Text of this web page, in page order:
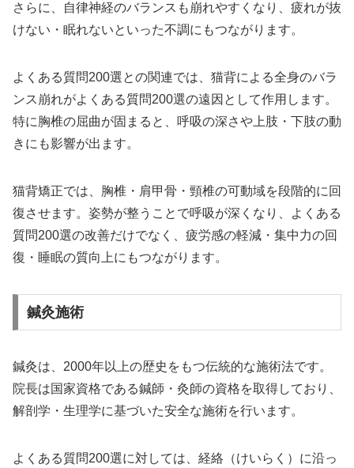
さらに、自律神経のバランスも崩れやすくなり、疲れが抜
けない・眠れないといった不調にもつながります。
よくある質問200選との関連では、猫背による全身のバラ
ンス崩れがよくある質問200選の遠因として作用します。
特に胸椎の屈曲が固まると、呼吸の深さや上肢・下肢の動
きにも影響が出ます。
猫背矯正では、胸椎・肩甲骨・頸椎の可動域を段階的に回
復させます。姿勢が整うことで呼吸が深くなり、よくある
質問200選の改善だけでなく、疲労感の軽減・集中力の回
復・睡眠の質向上にもつながります。
鍼灸施術
鍼灸は、2000年以上の歴史をもつ伝統的な施術法です。
院長は国家資格である鍼師・灸師の資格を取得しており、
解剖学・生理学に基づいた安全な施術を行います。
よくある質問200選に対しては、経絡（けいらく）に沿っ